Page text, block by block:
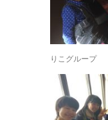
りこグループ